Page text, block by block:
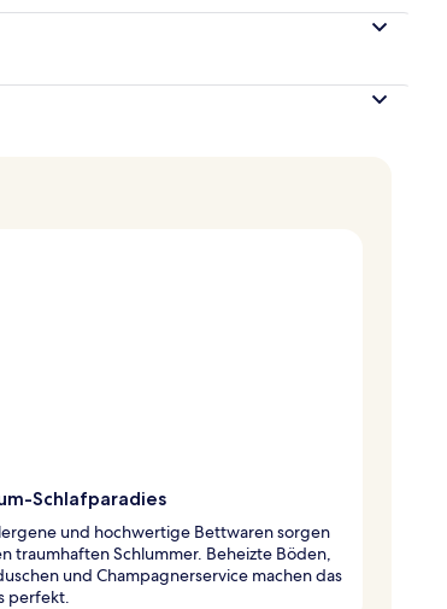
Schlafparadies
und hochwertige Bettwaren sorgen
traumhaften Schlummer. Beheizte Böden,
und Champagnerservice machen das
perfekt.